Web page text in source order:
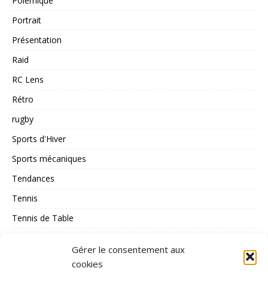
Gérer le consentement aux
cookies
Portrait
Présentation
Raid
RC Lens
Rétro
rugby
Sports d'Hiver
Sports mécaniques
Tendances
Tennis
Tennis de Table